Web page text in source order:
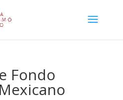
Fondo